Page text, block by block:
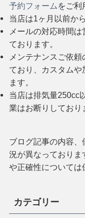
予約フォーム をご利
当店は1ヶ月以前か
メールの対応時間
ております。
メンテナンスご依
ており、カスタムや
ます。
当店は排気量250cc
業はお断りしており
ブログ記事の内容
況が異なっておりま
や正確性については
カテゴリー